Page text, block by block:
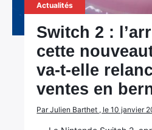
Actualités
Switch 2 :
cette
va-t-elle
ventes en
Par Julien Barthet , le 10 janvier